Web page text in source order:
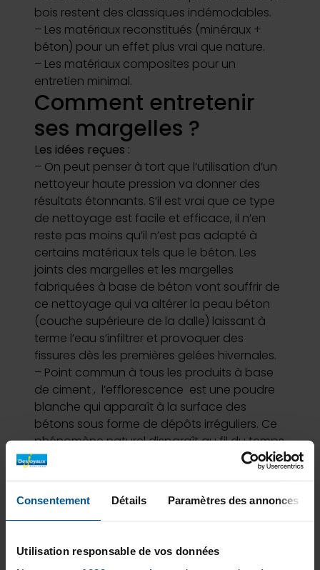
Consentement Détails Paramètres des annonces
Utilisation responsable de vos données
bois restent des classiques indémodables.
– Les matériaux reconstitués (minéraux +
béton) pour un effet plus vrai que nature.
– Les matériaux composites pour un
entretien minimal.
Comment entretenir
ses margelles ?
Les idées reçues :
– On peut penser à tort que l’utilisation d’un
nettoyeur haute pression va donner des
résultats étonnants. S’il est vrai que ce type
de nettoyage est facile et efficace, il n’en
reste pas moins qu’il n’est pas adapté à
certains matériaux tels que le béton. Les
joints des margelles et les margelles
fabriquées à base de béton vont souffrir de
ce nettoyage qui va altérer la peau béton
(couche supérieure de la dalle) laissant à
terme l’eau s’infiltrer et provoquer des
fissures dès les premières gelées hivernales.
– Point commun à tous les produits à base
de ciment , l’efflorescence est une poudre
blanche qui apparaît à la surface des
bétons sous forme de dépôts irréguliers. Ce
phénomène naturel disparaît au fil du temps
notamment grâce à l’eau de pluie
(légèrement acide). Rien ne sert donc de
vouloir frotter ses margelles afin de retirer
ces tâches qui n’ont pas d’incidences sur les
caractéristiques du béton.
Les bonnes pratiques :
– Le nettoyage des margelles se fait toujours